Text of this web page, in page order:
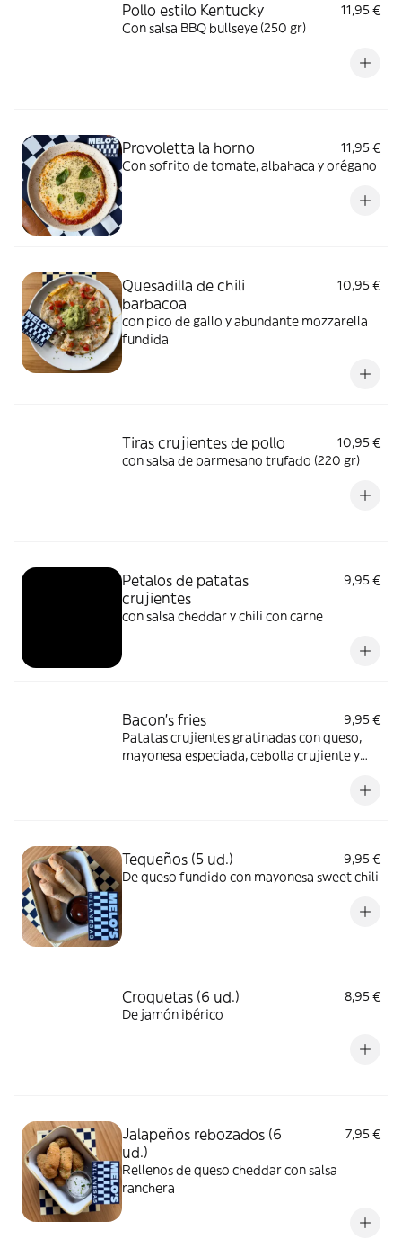
Pollo estilo Kentucky
11,95 €
Con salsa BBQ bullseye (250 gr)
Provoletta la horno
11,95 €
Con sofrito de tomate, albahaca y orégano
Quesadilla de chili
barbacoa
10,95 €
con pico de gallo y abundante mozzarella
fundida
Tiras crujientes de pollo
10,95 €
con salsa de parmesano trufado (220 gr)
Petalos de patatas
crujientes
9,95 €
con salsa cheddar y chili con carne
Bacon’s fries
9,95 €
Patatas crujientes gratinadas con queso,
mayonesa especiada, cebolla crujiente y
Tequeños (5 ud.)
9,95 €
De queso fundido con mayonesa sweet chili
Croquetas (6 ud.)
8,95 €
De jamón ibérico
Jalapeños rebozados (6
ud.)
7,95 €
Rellenos de queso cheddar con salsa
ranchera